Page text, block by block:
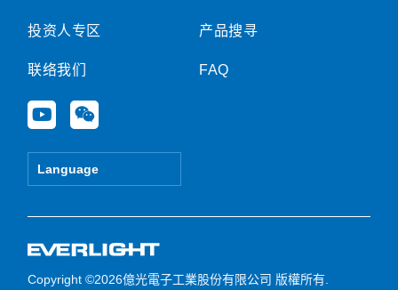
投资人专区
联络我们
Y
o
u
e
W
e
i
Language
产品搜寻
FAQ
Copyright ©2026億光電子工業股份有限公司 版權所有.